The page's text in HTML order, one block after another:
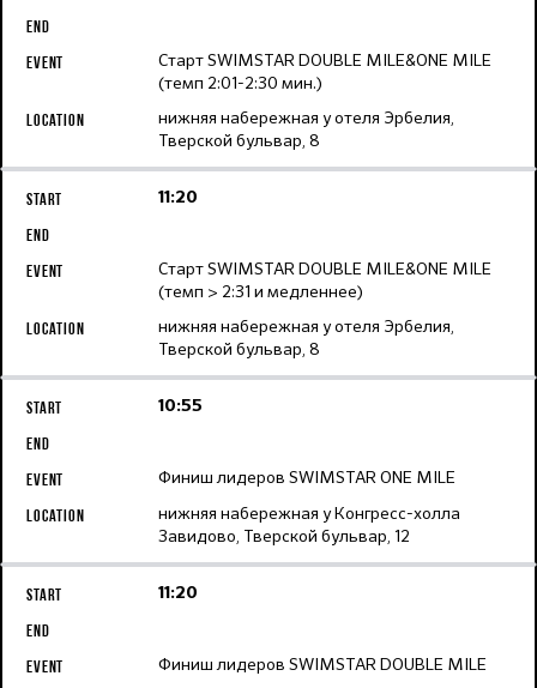
Старт SWIMSTAR DOUBLE MILE&ONE MILE
(темп 2:01-2:30 мин.)
нижняя набережная у отеля Эрбелия,
Тверской бульвар, 8
11:20
Старт SWIMSTAR DOUBLE MILE&ONE MILE
(темп > 2:31 и медленнее)
нижняя набережная у отеля Эрбелия,
Тверской бульвар, 8
10:55
Финиш лидеров SWIMSTAR ONE MILE
нижняя набережная у Конгресс-холла
Завидово, Тверской бульвар, 12
11:20
Финиш лидеров SWIMSTAR DOUBLE MILE